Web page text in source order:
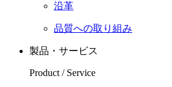
沿革
品質への取り組み
製品・サービス
Product / Service